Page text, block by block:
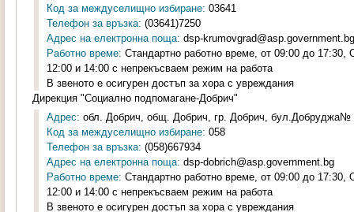
Код за междуселищно избиране: 03641
Телефон за връзка: (03641)7250
Адрес на електронна поща: dsp-krumovgrad@asp.government.bg
Работно време: Стандартно работно време, от 09:00 до
12:00 и 14:00 с непрекъсваем режим на работа
В звеното е осигурен достъп за хора с увреждания
Дирекция "Социално подпомагане-Добрич"
Адрес: обл. Добрич, общ. Добрич, гр. Добрич, бул.Добруджа№
Код за междуселищно избиране: 058
Телефон за връзка: (058)667934
Адрес на електронна поща: dsp-dobrich@asp.government.bg
Работно време: Стандартно работно време, от 09:00 до
12:00 и 14:00 с непрекъсваем режим на работа
В звеното е осигурен достъп за хора с увреждания